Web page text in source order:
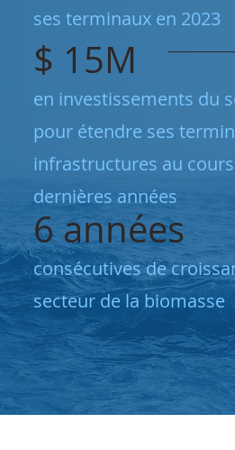
ses terminaux en 2023
$ 15M
en investissements du
pour étendre ses
infrastructures au cours
dernières années
6 années
consécutives de
secteur de la biomasse